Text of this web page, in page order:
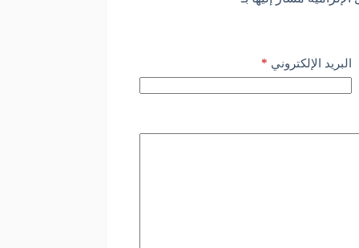
البريد الإلكتروني *